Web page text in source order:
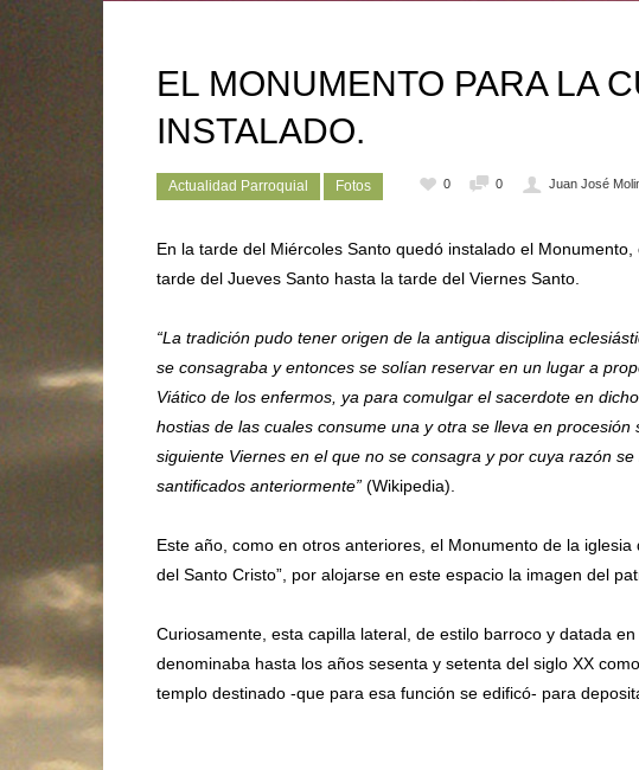
EL MONUMENTO PARA LA
INSTALADO.
Actualidad Parroquial Fotos 0 0 Juan José
En la tarde del Miércoles Santo quedó instalado el
tarde del Jueves Santo hasta la tarde del Viernes Santo.
“La tradición pudo tener origen de la antigua disciplina
se consagraba y entonces se solían reservar en un lugar a
Viático de los enfermos, ya para comulgar el sacerdote en
hostias de las cuales consume una y otra se lleva en procesión
siguiente Viernes en el que no se consagra y por cuya razón
santificados anteriormente” (Wikipedia).
Este año, como en otros anteriores, el Monumento de la
del Santo Cristo”, por alojarse en este espacio la imagen del
Curiosamente, esta capilla lateral, de estilo barroco y datada
denominaba hasta los años sesenta y setenta del siglo XX
templo destinado -que para esa función se edificó- para